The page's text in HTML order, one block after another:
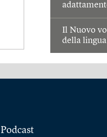
Il Nuovo
della
Podcast